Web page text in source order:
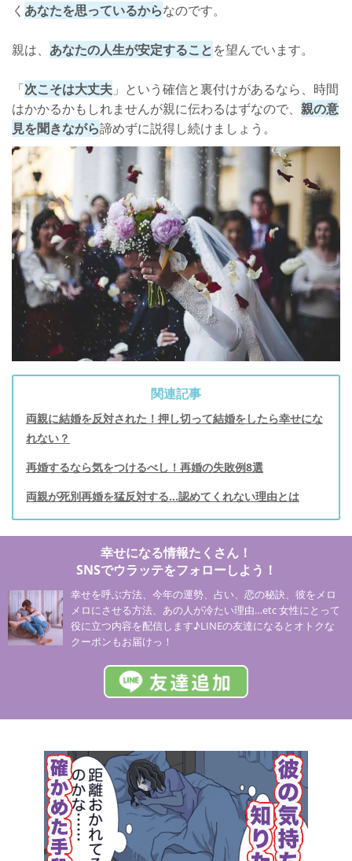
く あなたを思っているからなのです。
親は、 あなたの人生が安定することを望んでいます。
「次こそは大丈夫 」という確信と裏付けがあるなら、時間
はかかるかもしれませんが親に伝わるはずなので、 親の意
見を聞きながら諦めずに説得し続けましょう。
関連記事
両親に結婚を反対された！押し切って結婚をしたら幸せにな
れない？
再婚するなら気をつけるべし！再婚の失敗例8選
両親が死別再婚を猛反対する...認めてくれない理由とは
幸せになる情報たくさん！
SNSでウラッテをフォローしよう！
幸せを呼ぶ方法、今年の運勢、占い、恋の秘訣、彼をメロ
メロにさせる方法、あの人が冷たい理由…etc 女性にとって
役に立つ内容を配信します♪LINEの友達になるとオトクな
クーポンもお届けっ！